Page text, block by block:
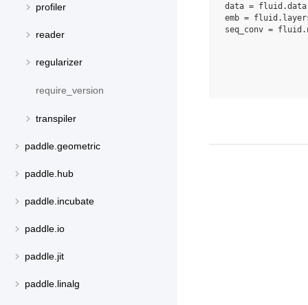
profiler
reader
regularizer
require_version
transpiler
paddle.geometric
paddle.hub
paddle.incubate
paddle.io
paddle.jit
paddle.linalg
data = fluid .data
emb = fluid .
seq_conv = fluid .